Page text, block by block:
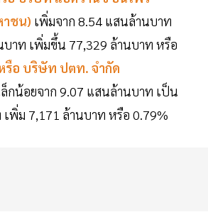
าชน) เพิ่มจาก 8.54 แสนล้านบาท
าท เพิ่มขึ้น 77,329 ล้านบาท หรือ
รือ บริษัท ปตท. จำกัด
กน้อยจาก 9.07 แสนล้านบาท เป็น
พิ่ม 7,171 ล้านบาท หรือ 0.79%